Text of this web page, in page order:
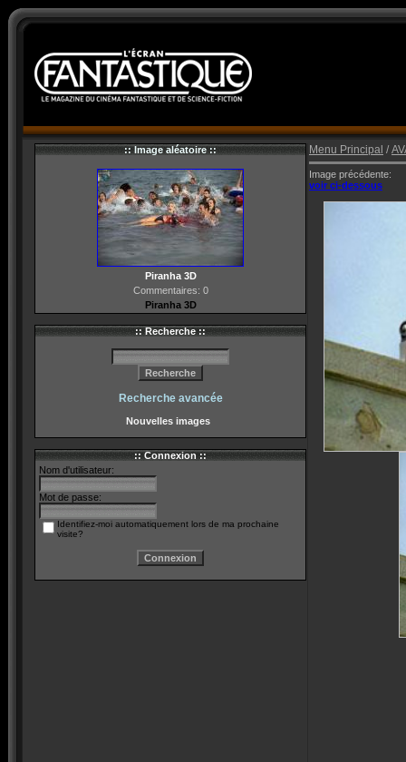
:: Image aléatoire ::
Piranha 3D
Commentaires: 0
Piranha 3D
:: Recherche ::
Recherche avancée
Nouvelles images
:: Connexion ::
Nom d'utilisateur:
Mot de passe:
Identifiez-moi automatiquement lors de ma prochaine
visite?
Menu Principal /
Image précédente:
voir ci-dessous